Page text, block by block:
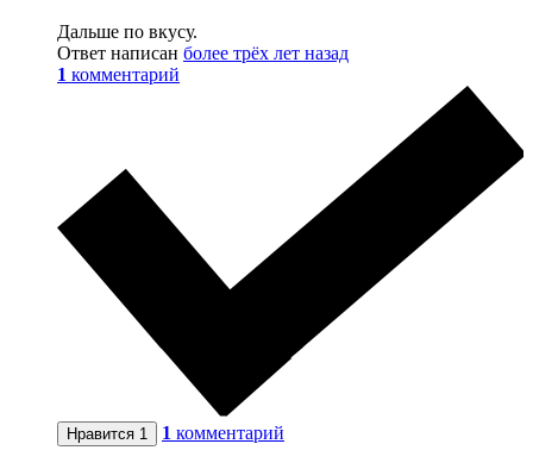
Дальше по вкусу.
Ответ написан более трёх лет назад
1 комментарий
Нравится 1 1 комментарий